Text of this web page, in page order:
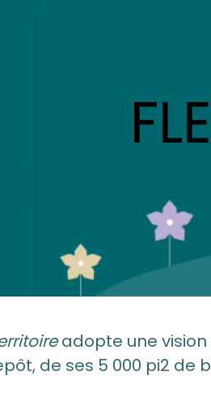
adopte une vision
de ses 5 000 pi2